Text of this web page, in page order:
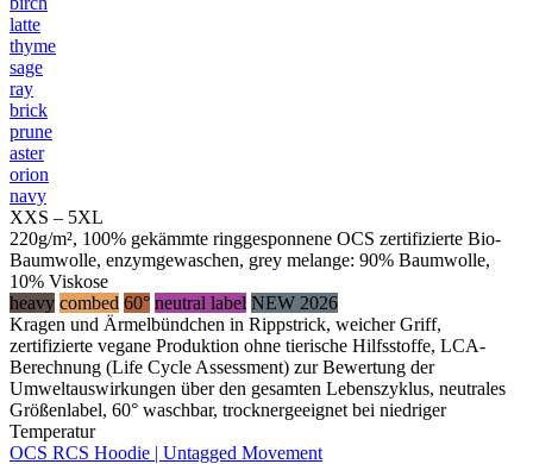
latte
thyme
sage
ray
brick
prune
aster
orion
navy
XXS – 5XL
220g/m², 100% gekämmte ringgesponnene OCS zertifizierte Bio-
Baumwolle, enzymgewaschen, grey melange: 90% Baumwolle,
10% Viskose
heavy combed 60° neutral label NEW 2026
Kragen und Ärmelbündchen in Rippstrick, weicher Griff,
zertifizierte vegane Produktion ohne tierische Hilfsstoffe, LCA-
Berechnung (Life Cycle Assessment) zur Bewertung der
Umweltauswirkungen über den gesamten Lebenszyklus, neutrales
Größenlabel, 60° waschbar, trocknergeeignet bei niedriger
Temperatur
OCS RCS Hoodie | Untagged Movement